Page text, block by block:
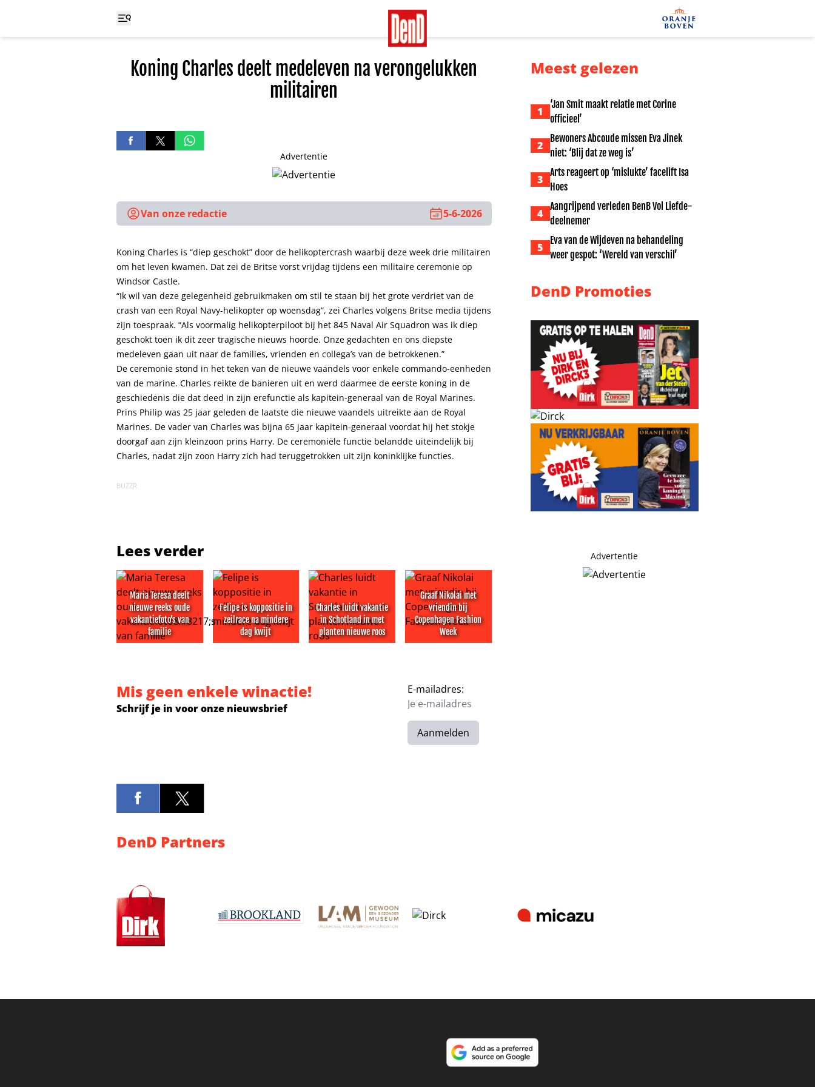
Koning Charles deelt medeleven na verongelukken
militairen
Advertentie
Van onze redactie 5-6-2026
Koning Charles is “diep geschokt” door de helikoptercrash waarbij deze week drie militairen
om het leven kwamen. Dat zei de Britse vorst vrijdag tijdens een militaire ceremonie op
Windsor Castle.
“Ik wil van deze gelegenheid gebruikmaken om stil te staan bij het grote verdriet van de
crash van een Royal Navy-helikopter op woensdag”, zei Charles volgens Britse media tijdens
zijn toespraak. “Als voormalig helikopterpiloot bij het 845 Naval Air Squadron was ik diep
geschokt toen ik dit zeer tragische nieuws hoorde. Onze gedachten en ons diepste
medeleven gaan uit naar de families, vrienden en collega’s van de betrokkenen.”
De ceremonie stond in het teken van de nieuwe vaandels voor enkele commando-eenheden
van de marine. Charles reikte de banieren uit en werd daarmee de eerste koning in de
geschiedenis die dat deed in zijn erefunctie als kapitein-generaal van de Royal Marines.
Prins Philip was 25 jaar geleden de laatste die nieuwe vaandels uitreikte aan de Royal
Marines. De vader van Charles was bijna 65 jaar kapitein-generaal voordat hij het stokje
doorgaf aan zijn kleinzoon prins Harry. De ceremoniële functie belandde uiteindelijk bij
Charles, nadat zijn zoon Harry zich had teruggetrokken uit zijn koninklijke functies.
BUZZR
Lees verder
Maria Teresa deelt
nieuwe reeks oude
vakantiefoto’s van
familie
Felipe is koppositie in
zeilrace na mindere
dag kwijt
Charles luidt vakantie
in Schotland in met
planten nieuwe roos
Graaf Nikolai met
vriendin bij
Copenhagen Fashion
Week
Meest gelezen
1
‘Jan Smit maakt relatie met Corine
officieel’
2
Bewoners Abcoude missen Eva Jinek
niet: ‘Blij dat ze weg is’
3
Arts reageert op ‘mislukte’ facelift Isa
Hoes
4
Aangrijpend verleden BenB Vol Liefde-
deelnemer
5
Eva van de Wijdeven na behandeling
weer gespot: ‘Wereld van verschil’
DenD Promoties
Advertentie
Mis geen enkele winactie!
Schrijf je in voor onze nieuwsbrief
E-mailadres:
Aanmelden
DenD Partners